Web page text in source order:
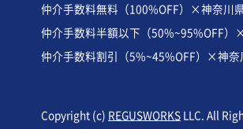
仲介手数料無料（100%OFF）×神奈川
仲介手数料半額以下（50%~95%OFF）
仲介手数料割引（5%~45%OFF）×神奈
Copyright (c) REGUSWORKS LLC. All